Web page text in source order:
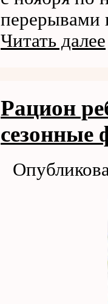
перерывами
Читать далее
Рацион
сезонные